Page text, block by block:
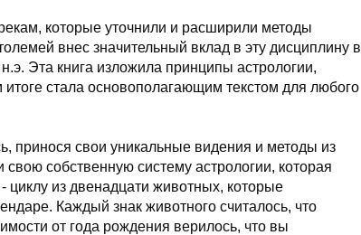
которые уточнили и расширили методы
внес значительный вклад в эту дисциплину в
Эта книга изложила принципы астрологии,
стала основополагающим текстом для любого
принося свои уникальные видения и методы из
собственную систему астрологии, которая
циклу из двенадцати животных, которые
Каждый знак животного считалось, что
от года рождения верилось, что вы